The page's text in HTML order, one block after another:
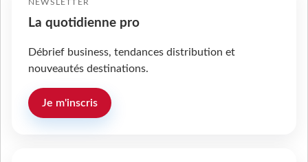
NEWSLETTER
La quotidienne pro
Débrief business, tendances distribution et
nouveautés destinations.
Je m'inscris